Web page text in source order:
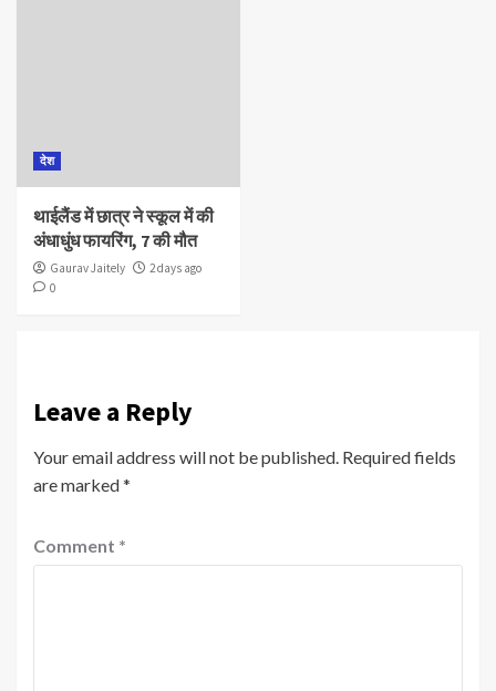
देश
थाईलैंड में छात्र ने स्कूल में की
अंधाधुंध फायरिंग, 7 की मौत
Gaurav Jaitely
2 days ago
0
Leave a Reply
Your email address will not be published. Required fields
are marked*
Comment *